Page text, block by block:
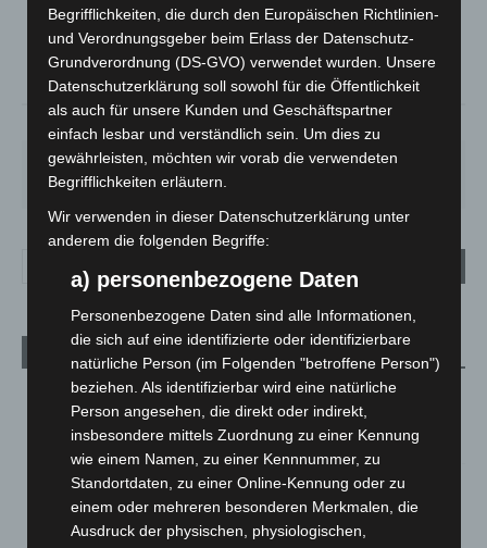
14.8°C 16.1 °
14°
17%
FR.
25°
SA.
26°
SO. MO.
Brand im „Haus der Begegnung“ in Neuwarmbüchen schnell
eingedämmt
6. August 2026
Region Hannover: 21 neue Notfallsanitäter starten beim
Roten Kreuz
5. August 2026
Begrifflichkeiten, die durch den Europäischen Richtlinien-
und Verordnungsgeber beim Erlass der Datenschutz-
Grundverordnung (DS-GVO) verwendet wurden. Unsere
Datenschutzerklärung soll sowohl für die Öffentlichkeit
als auch für unsere Kunden und Geschäftspartner
einfach lesbar und verständlich sein. Um dies zu
gewährleisten, möchten wir vorab die verwendeten
Begrifflichkeiten erläutern.
Wir verwenden in dieser Datenschutzerklärung unter
anderem die folgenden Begriffe:
a) personenbezogene Daten
Personenbezogene Daten sind alle Informationen,
die sich auf eine identifizierte oder identifizierbare
natürliche Person (im Folgenden "betroffene Person")
beziehen. Als identifizierbar wird eine natürliche
Person angesehen, die direkt oder indirekt,
insbesondere mittels Zuordnung zu einer Kennung
wie einem Namen, zu einer Kennnummer, zu
Standortdaten, zu einer Online-Kennung oder zu
einem oder mehreren besonderen Merkmalen, die
Ausdruck der physischen, physiologischen,